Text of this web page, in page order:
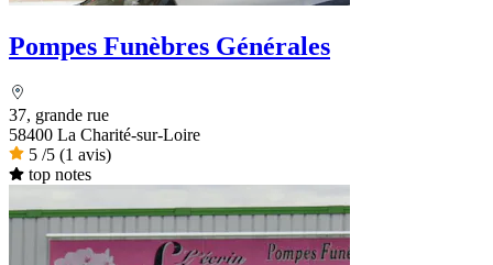
Pompes Funèbres Générales
37, grande rue
58400 La Charité-sur-Loire
5 /5 (1 avis)
top notes